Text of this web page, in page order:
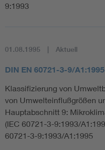
9:1993
01.08.1995 Aktuell
DIN EN 60721-3-9/
Klassifizierung von
von Umwelteinflußgrößen
Hauptabschnitt 9:
(IEC 60721-3-9:1993/
60721-3-9:1993/A1:1995